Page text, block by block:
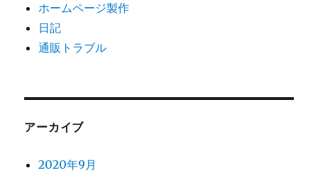
ホームページ製作
日記
通販トラブル
アーカイブ
2020年9月